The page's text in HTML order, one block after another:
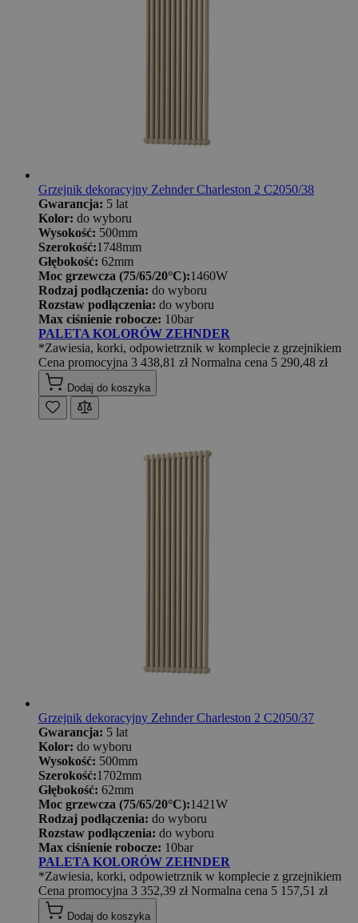
Grzejnik dekoracyjny Zehnder Charleston 2 C2050/38
Gwarancja: 5 lat
Kolor: do wyboru
Wysokość: 500mm
Szerokość:1748mm
Głębokość: 62mm
Moc grzewcza (75/65/20°C):1460W
Rodzaj podłączenia: do wyboru
Rozstaw podłączenia: do wyboru
Max ciśnienie robocze: 10bar
PALETA KOLORÓW ZEHNDER
*Zawiesia, korki, odpowietrznik w komplecie z grzejnikiem
Cena promocyjna 3 438,81 zł Normalna cena 5 290,48 zł
Dodaj do koszyka
Grzejnik dekoracyjny Zehnder Charleston 2 C2050/37
Gwarancja: 5 lat
Kolor: do wyboru
Wysokość: 500mm
Szerokość:1702mm
Głębokość: 62mm
Moc grzewcza (75/65/20°C):1421W
Rodzaj podłączenia: do wyboru
Rozstaw podłączenia: do wyboru
Max ciśnienie robocze: 10bar
PALETA KOLORÓW ZEHNDER
*Zawiesia, korki, odpowietrznik w komplecie z grzejnikiem
Cena promocyjna 3 352,39 zł Normalna cena 5 157,51 zł
Dodaj do koszyka